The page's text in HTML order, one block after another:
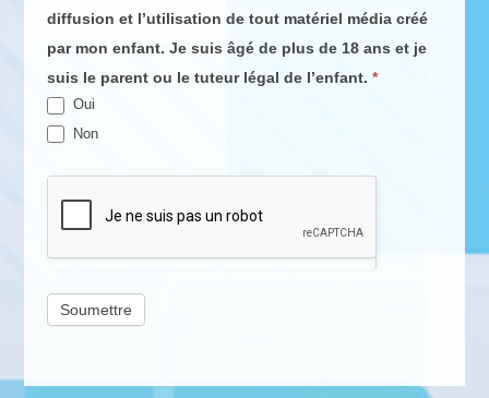
diffusion et l’utilisation de tout matériel média créé
par mon enfant. Je suis âgé de plus de 18 ans et je
suis le parent ou le tuteur légal de l’enfant. *
Oui
Non
Soumettre